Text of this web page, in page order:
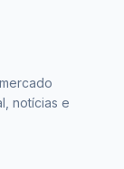
notícias e